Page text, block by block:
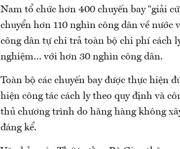
Nam tổ chức hơn 400 chuyến bay “giải
chuyển hơn 110 nghìn công dân về nước
công dân tự chi trả toàn bộ chi phí cách
nghiệm… với hơn 30 nghìn công dân.
Toàn bộ các chuyến bay được thực hiện
hiện công tác cách ly theo quy định và
thủ chương trình do hãng hàng không
đáng kể.